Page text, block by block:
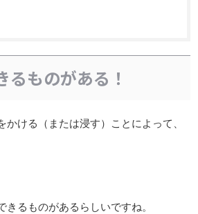
ものがある！
ける（または浸す）ことによって、
るものがあるらしいですね。